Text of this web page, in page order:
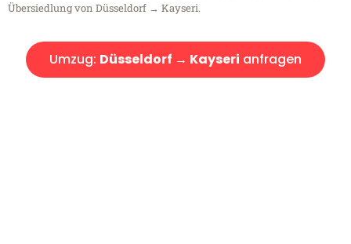
Übersiedlung von Düsseldorf → Kayseri.
Umzug: Düsseldorf → Kayseri anfragen